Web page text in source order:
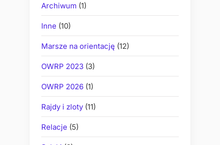
Archiwum (1)
Inne (10)
Marsze na orientację (12)
OWRP 2023 (3)
OWRP 2026 (1)
Rajdy i zloty (11)
Relacje (5)